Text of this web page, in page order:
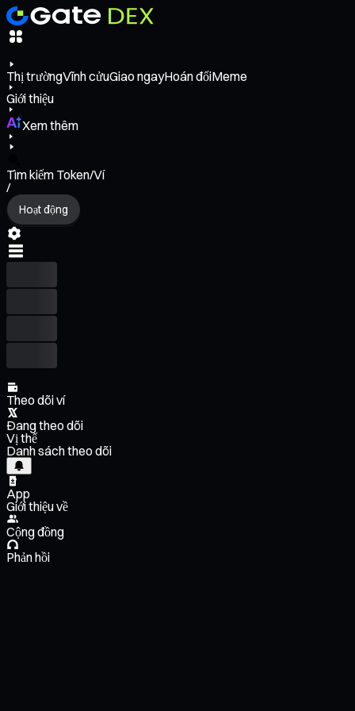
Thị trườngVĩnh cửuGiao ngayHoán đổiMeme
Giới thiệu
Xem thêm
Tìm kiếm Token/Ví
/
Hoạt động
Theo dõi ví
Đang theo dõi
Vị thế
Danh sách theo dõi
App
Giới thiệu về
Cộng đồng
Phản hồi